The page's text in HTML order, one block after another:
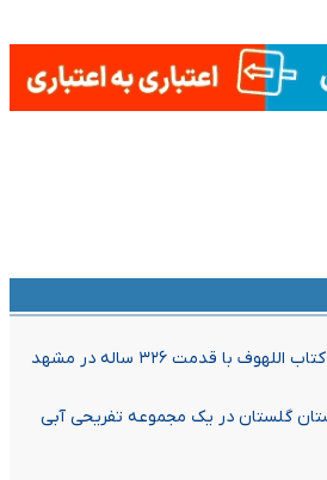
با قدمت ۳۲۶ ساله در مشهد
گلستان در یک مجموعه تفریحی آبی